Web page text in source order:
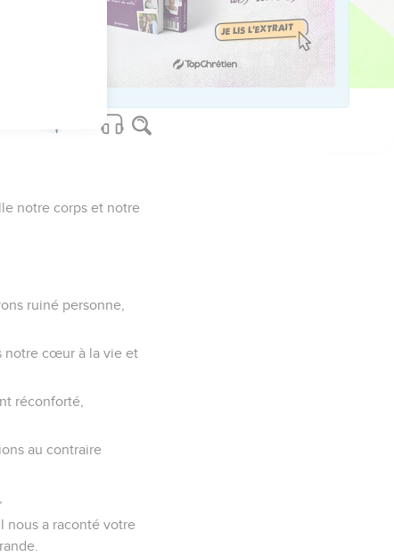
ce qui est impur et
puissant.
notre corps et notre
ruiné personne,
notre cœur à la vie et
réconforté,
au contraire
nous a raconté votre